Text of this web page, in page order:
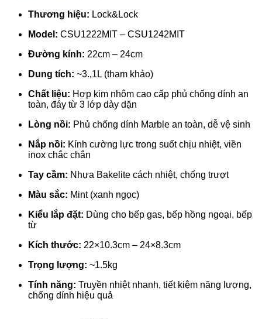
Thương hiệu: Lock&Lock
Model: CSU1222MIT – CSU1242MIT
Đường kính: 22cm – 24cm
Dung tích: ~3.,1L (tham khảo)
Chất liệu: Hợp kim nhôm cao cấp phủ chống dính an
toàn, đáy từ 3 lớp dày dặn
Lòng nồi: Phủ chống dính Marble an toàn, dễ vệ sinh
Nắp nồi: Kính cường lực trong suốt chịu nhiệt, viền
inox chắc chắn
Tay cầm: Nhựa Bakelite cách nhiệt, chống trượt
Màu sắc: Mint (xanh ngọc)
Kiểu lắp đặt: Dùng cho bếp gas, bếp hồng ngoại, bếp
từ
Kích thước: 22×10.3cm – 24×8.3cm
Trọng lượng: ~1.5kg
Tính năng: Truyền nhiệt nhanh, tiết kiệm năng lượng,
chống dính hiệu quả